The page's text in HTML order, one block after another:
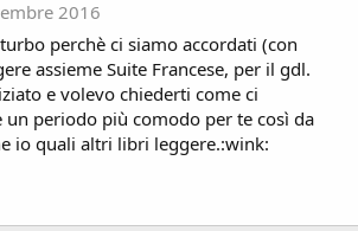
2016
perchè ci siamo accordati (con
assieme Suite Francese, per il gdl.
e volevo chiederti come ci
un periodo più comodo per te così da
io quali altri libri leggere.:wink: